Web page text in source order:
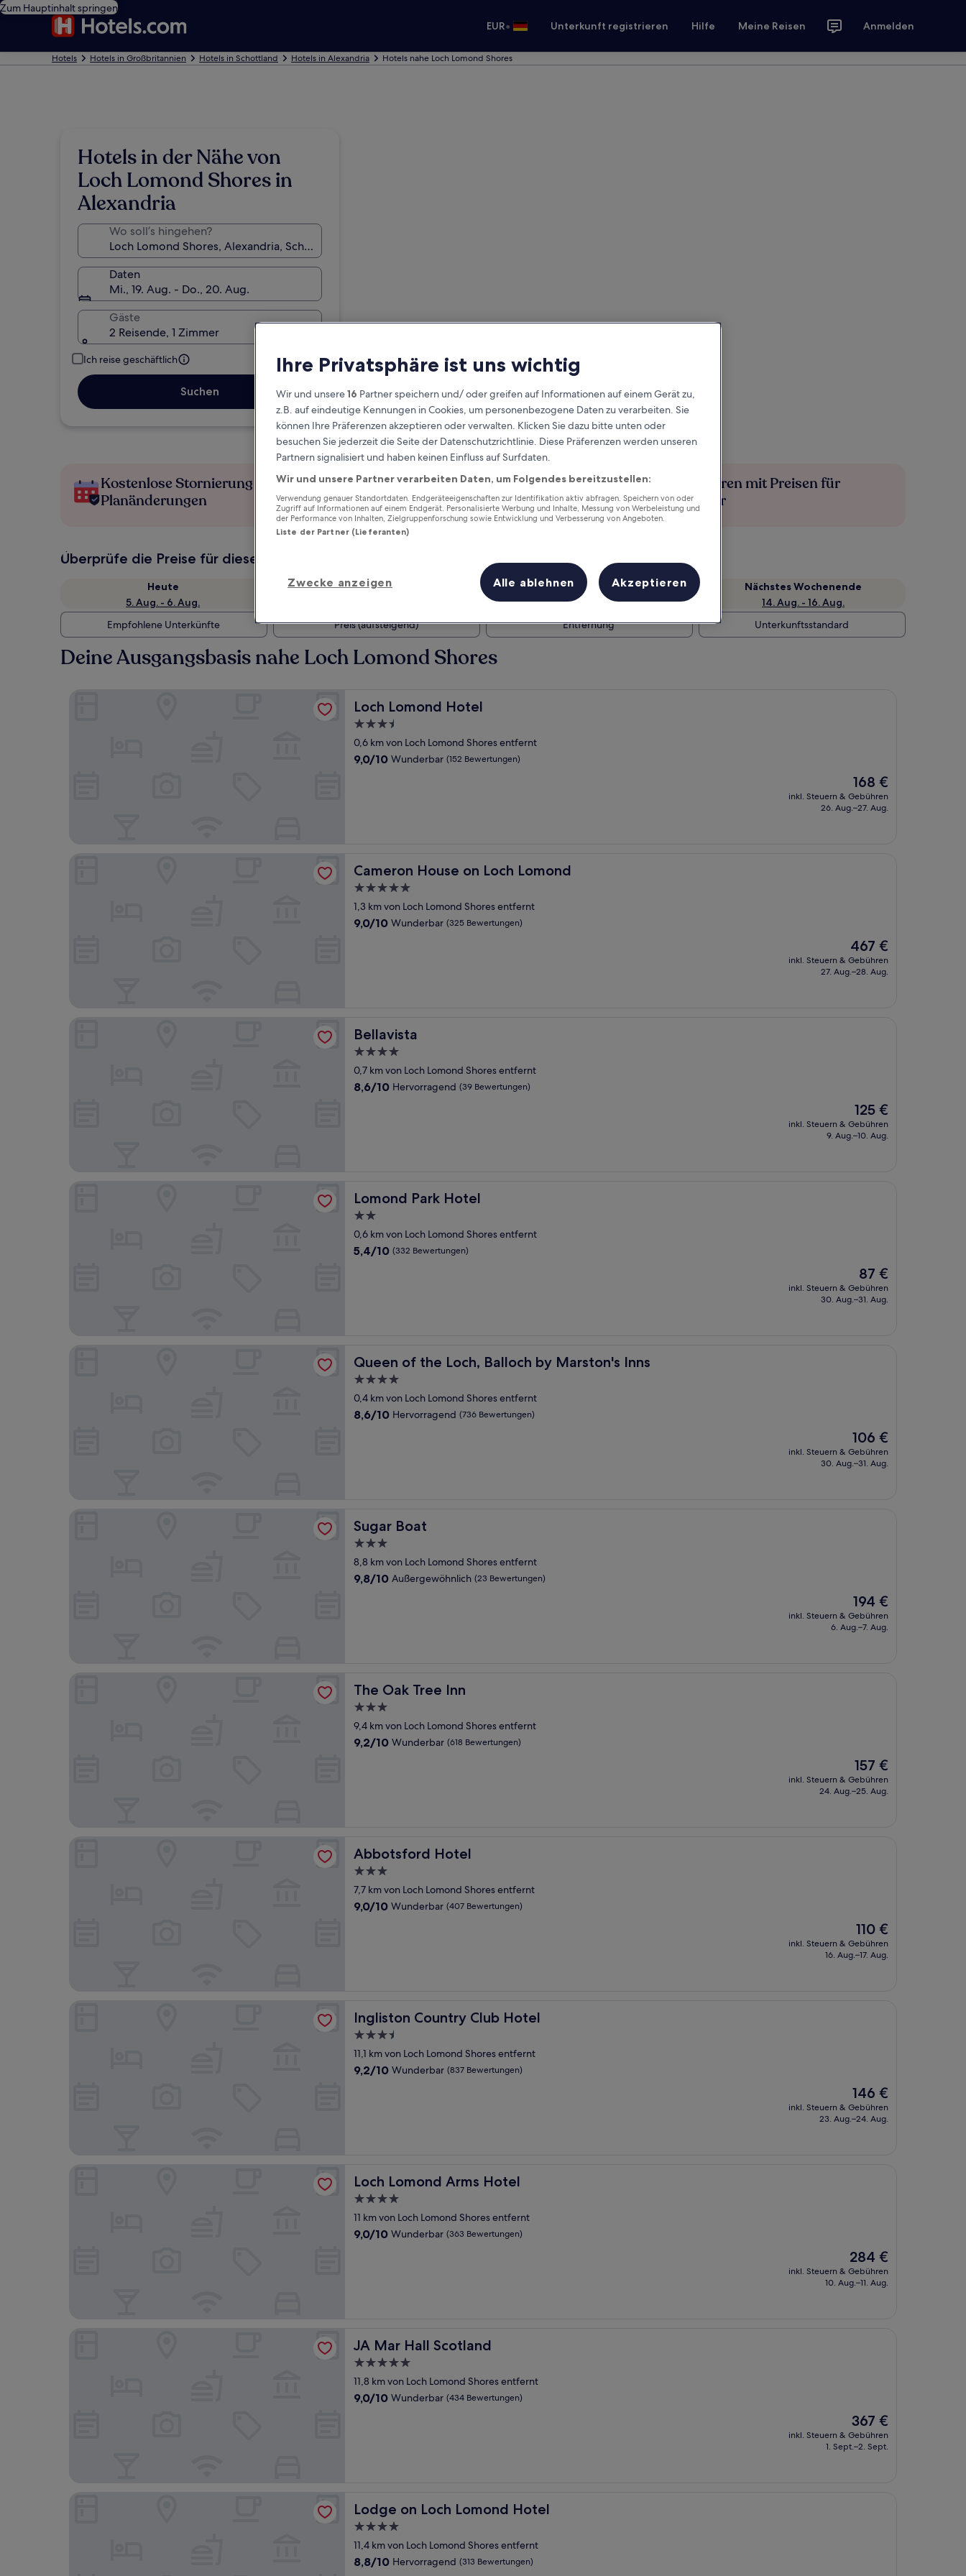
Zum Hauptinhalt springen
EUR• Unterkunft registrieren Hilfe Meine Reisen Anmelden
Hotels Hotels in Großbritannien Hotels in Schottland Hotels in Alexandria Hotels nahe Loch Lomond Shores
Hotels in der Nähe von
Loch Lomond Shores in
Alexandria
Wo soll’s hingehen?
Daten
Mi., 19. Aug. - Do., 20. Aug.
Gäste
2 Reisende, 1 Zimmer
Ich reise geschäftlich
Suchen
Kostenlose Stornierung bei
Planänderungen
Verdiene Prämien für jede
wahrgenommene Übernachtung
Mehr sparen mit Preisen für
Mitglieder
Überprüfe die Preise für diese Daten
Heute
5. Aug. - 6. Aug.
Morgen
Dieses Wochenende
7. Aug. - 9. Aug.
Nächstes Wochenende
14. Aug. - 16. Aug.
Empfohlene Unterkünfte
Preis (aufsteigend) Entfernung Unterkunftsstandard
Deine Ausgangsbasis nahe Loch Lomond Shores
Loch Lomond Hotel
Loch Lomond Hotel
3.5-
Sterne-
Unterkunft
0,6 km von Loch Lomond Shores entfernt
9.0
9,0/10 Wunderbar (152 Bewertungen)
Der
Preis
beträgt
168 €
inkl. Steuern & Gebühren
26. Aug.–27. Aug.
Cameron House on Loch Lomond
Cameron House on Loch Lomond
5.0-
Sterne-
Unterkunft
1,3 km von Loch Lomond Shores entfernt
9.0
9,0/10 Wunderbar (325 Bewertungen)
Der
Preis
beträgt
467 €
inkl. Steuern & Gebühren
27. Aug.–28. Aug.
Bellavista
Bellavista
4.0-
Sterne-
Unterkunft
0,7 km von Loch Lomond Shores entfernt
8.6
8,6/10 Hervorragend (39 Bewertungen)
Der
Preis
beträgt
125 €
inkl. Steuern & Gebühren
9. Aug.–10. Aug.
Lomond Park Hotel
Lomond Park Hotel
2.0-
Sterne-
Unterkunft
0,6 km von Loch Lomond Shores entfernt
5.4
5,4/10 (332 Bewertungen)
Der
Preis
beträgt
87 €
inkl. Steuern & Gebühren
30. Aug.–31. Aug.
Queen of the Loch, Balloch by Marston's Inns
Queen of the Loch, Balloch by Marston's Inns
4.0-
Sterne-
Unterkunft
0,4 km von Loch Lomond Shores entfernt
8.6
8,6/10 Hervorragend (736 Bewertungen)
Der
Preis
beträgt
106 €
inkl. Steuern & Gebühren
30. Aug.–31. Aug.
Sugar Boat
Sugar Boat
3.0-
Sterne-
Unterkunft
8,8 km von Loch Lomond Shores entfernt
9.8
9,8/10 Außergewöhnlich (23 Bewertungen)
Der
Preis
beträgt
194 €
inkl. Steuern & Gebühren
6. Aug.–7. Aug.
The Oak Tree Inn
The Oak Tree Inn
3.0-
Sterne-
Unterkunft
9,4 km von Loch Lomond Shores entfernt
9.2
9,2/10 Wunderbar (618 Bewertungen)
Der
Preis
beträgt
157 €
inkl. Steuern & Gebühren
24. Aug.–25. Aug.
Abbotsford Hotel
Abbotsford Hotel
3.0-
Sterne-
Unterkunft
7,7 km von Loch Lomond Shores entfernt
9.0
9,0/10 Wunderbar (407 Bewertungen)
Der
Preis
beträgt
110 €
inkl. Steuern & Gebühren
16. Aug.–17. Aug.
Ingliston Country Club Hotel
Ingliston Country Club Hotel
3.5-
Sterne-
Unterkunft
11,1 km von Loch Lomond Shores entfernt
9.2
9,2/10 Wunderbar (837 Bewertungen)
Der
Preis
beträgt
146 €
inkl. Steuern & Gebühren
23. Aug.–24. Aug.
Loch Lomond Arms Hotel
Loch Lomond Arms Hotel
4.0-
Sterne-
Unterkunft
11 km von Loch Lomond Shores entfernt
9.0
9,0/10 Wunderbar (363 Bewertungen)
Der
Preis
beträgt
284 €
inkl. Steuern & Gebühren
10. Aug.–11. Aug.
JA Mar Hall Scotland
JA Mar Hall Scotland
5.0-
Sterne-
Unterkunft
11,8 km von Loch Lomond Shores entfernt
9.0
9,0/10 Wunderbar (434 Bewertungen)
Der
Preis
beträgt
367 €
inkl. Steuern & Gebühren
1. Sept.–2. Sept.
Lodge on Loch Lomond Hotel
Lodge on Loch Lomond Hotel
4.0-
Sterne-
Unterkunft
11,4 km von Loch Lomond Shores entfernt
8.8
8,8/10 Hervorragend (313 Bewertungen)
Ihre Privatsphäre ist uns wichtig
Wir und unsere16 Partner speichern und/ oder greifen auf Informationen auf einem Gerät zu,
z.B. auf eindeutige Kennungen in Cookies, um personenbezogene Daten zu verarbeiten. Sie
können Ihre Präferenzen akzeptieren oder verwalten. Klicken Sie dazu bitte unten oder
besuchen Sie jederzeit die Seite der Datenschutzrichtlinie. Diese Präferenzen werden unseren
Partnern signalisiert und haben keinen Einfluss auf Surfdaten.
Wir und unsere Partner verarbeiten Daten, um Folgendes bereitzustellen:
Verwendung genauer Standortdaten. Endgeräteeigenschaften zur Identifikation aktiv abfragen. Speichern von oder
Zugriff auf Informationen auf einem Endgerät. Personalisierte Werbung und Inhalte, Messung von Werbeleistung und
der Performance von Inhalten, Zielgruppenforschung sowie Entwicklung und Verbesserung von Angeboten.
Liste der Partner (Lieferanten)
Zwecke anzeigen Alle ablehnen Akzeptieren